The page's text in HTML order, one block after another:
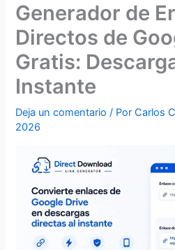
Generador de
Directos de
Gratis:
Instante
Deja un comentario / PorCarlos
2026